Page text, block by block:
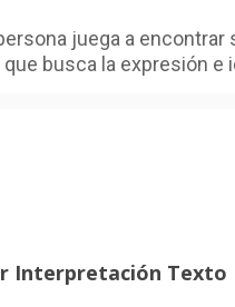
juega a
busca la expresión e
Interpretación Texto